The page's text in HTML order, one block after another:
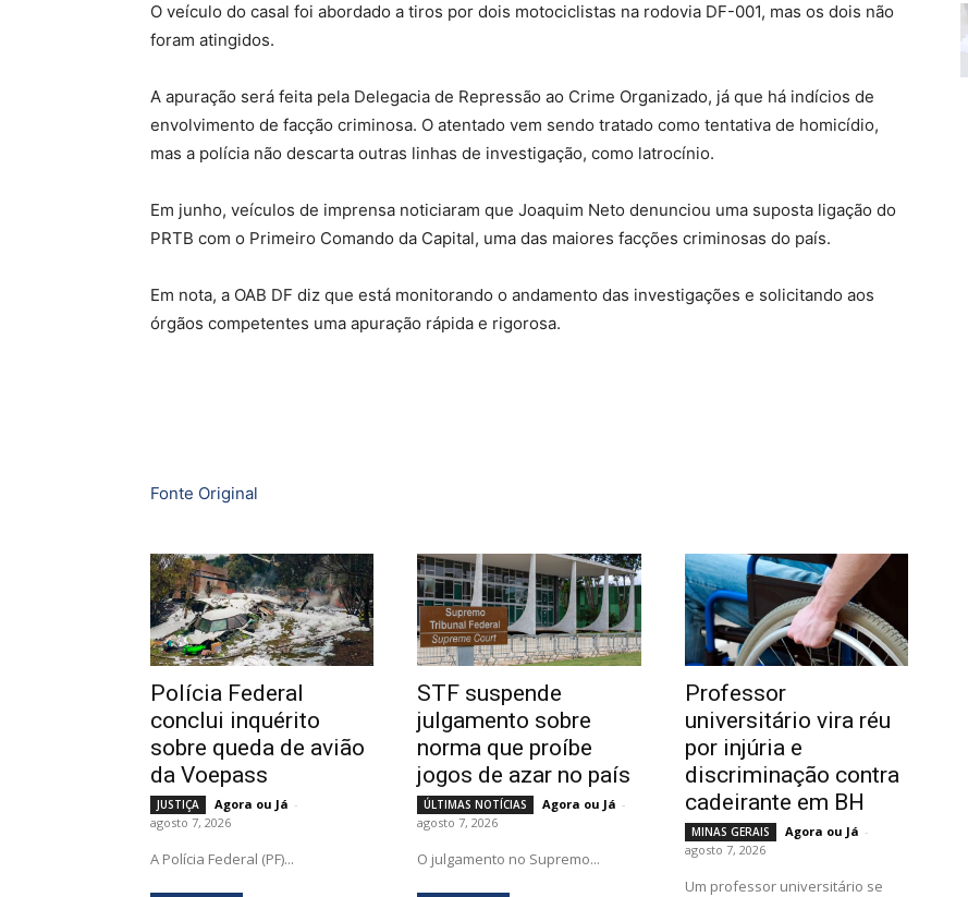
O veículo do casal foi abordado a tiros por dois motociclistas na rodovia DF-001, mas os dois não
foram atingidos.
A apuração será feita pela Delegacia de Repressão ao Crime Organizado, já que há indícios de
envolvimento de facção criminosa. O atentado vem sendo tratado como tentativa de homicídio,
mas a polícia não descarta outras linhas de investigação, como latrocínio.
Em junho, veículos de imprensa noticiaram que Joaquim Neto denunciou uma suposta ligação do
PRTB com o Primeiro Comando da Capital, uma das maiores facções criminosas do país.
Em nota, a OAB DF diz que está monitorando o andamento das investigações e solicitando aos
órgãos competentes uma apuração rápida e rigorosa.
Fonte Original
Polícia Federal
conclui inquérito
sobre queda de avião
da Voepass
JUSTIÇA Agora ou Já -
agosto 7, 2026
A Polícia Federal (PF)...
STF suspende
julgamento sobre
norma que proíbe
jogos de azar no país
ÚLTIMAS NOTÍCIAS Agora ou Já -
agosto 7, 2026
O julgamento no Supremo...
Professor
universitário vira réu
por injúria e
discriminação contra
cadeirante em BH
MINAS GERAIS Agora ou Já -
agosto 7, 2026
Um professor universitário se